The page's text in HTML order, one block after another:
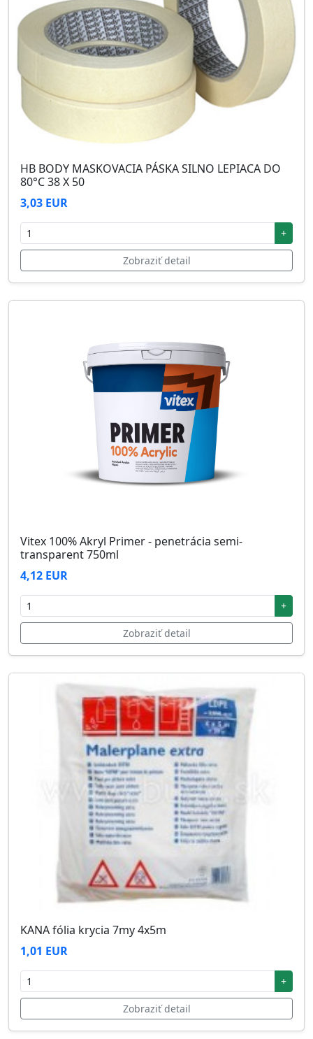
HB BODY MASKOVACIA PÁSKA SILNO LEPIACA DO
80°C 38 X 50
3,03 EUR
+
Zobraziť detail
Vitex 100% Akryl Primer - penetrácia semi-
transparent 750ml
4,12 EUR
+
Zobraziť detail
KANA fólia krycia 7my 4x5m
1,01 EUR
+
Zobraziť detail